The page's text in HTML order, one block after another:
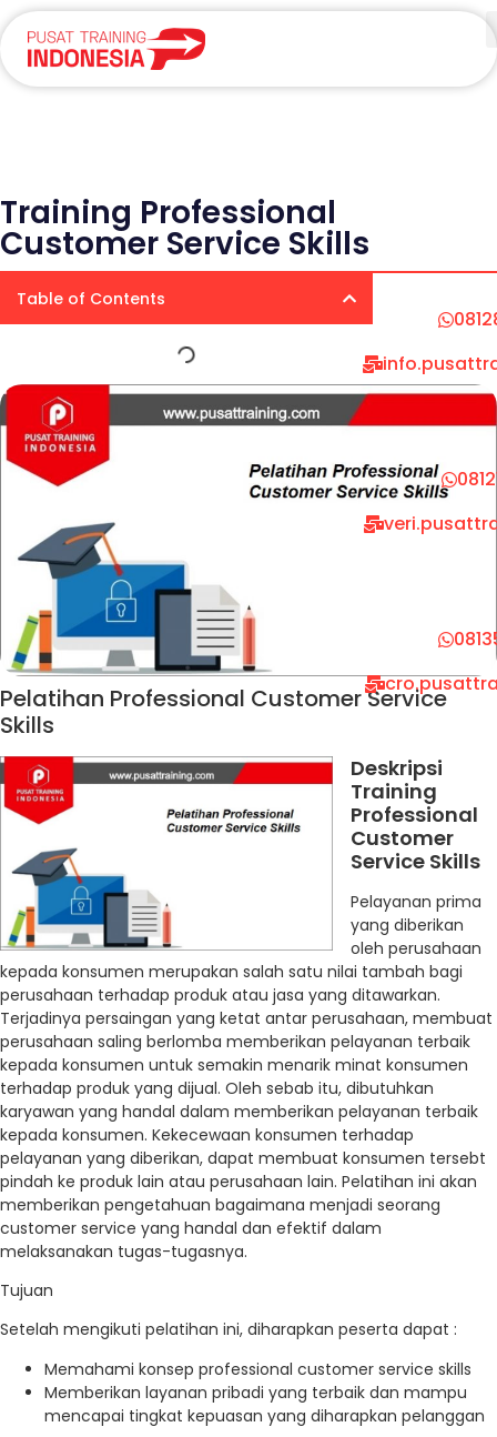
Training Professional
Customer Service Skills
Table of Contents
Pelatihan Professional Customer Service
Skills
Deskripsi
Training
Professional
Customer
Service Skills
Pelayanan prima
yang diberikan
oleh perusahaan
kepada konsumen merupakan salah satu nilai tambah bagi
perusahaan terhadap produk atau jasa yang ditawarkan.
Terjadinya persaingan yang ketat antar perusahaan, membuat
perusahaan saling berlomba memberikan pelayanan terbaik
kepada konsumen untuk semakin menarik minat konsumen
terhadap produk yang dijual. Oleh sebab itu, dibutuhkan
karyawan yang handal dalam memberikan pelayanan terbaik
kepada konsumen. Kekecewaan konsumen terhadap
pelayanan yang diberikan, dapat membuat konsumen tersebt
pindah ke produk lain atau perusahaan lain. Pelatihan ini akan
memberikan pengetahuan bagaimana menjadi seorang
customer service yang handal dan efektif dalam
melaksanakan tugas-tugasnya.
Tujuan
Setelah mengikuti pelatihan ini, diharapkan peserta dapat :
Memahami konsep professional customer service skills
Memberikan layanan pribadi yang terbaik dan mampu
mencapai tingkat kepuasan yang diharapkan pelanggan